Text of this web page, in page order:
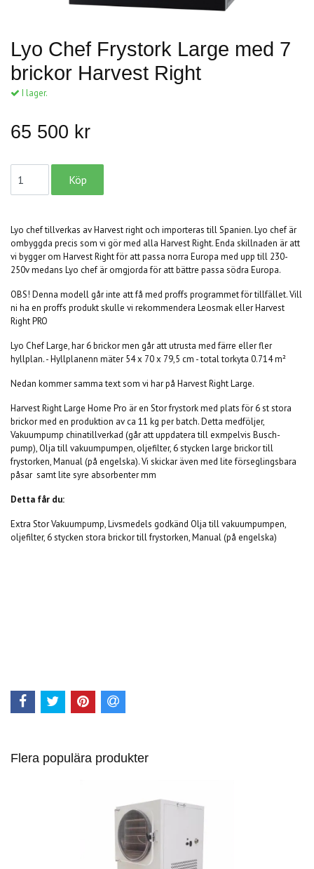
Lyo Chef Frystork Large med 7
brickor Harvest Right
I lager.
65 500 kr
Lyo chef tillverkas av Harvest right och importeras till Spanien. Lyo chef är
ombyggda precis som vi gör med alla Harvest Right. Enda skillnaden är att
vi bygger om Harvest Right för att passa norra Europa med upp till 230-
250v medans Lyo chef är omgjorda för att bättre passa södra Europa.
OBS! Denna modell går inte att få med proffs programmet för tillfället. Vill
ni ha en proffs produkt skulle vi rekommendera Leosmak eller Harvest
Right PRO
Lyo Chef Large, har 6 brickor men går att utrusta med färre eller fler
hyllplan. - Hyllplanenn mäter 54 x 70 x 79,5 cm - total torkyta 0.714 m²
Nedan kommer samma text som vi har på Harvest Right Large.
Harvest Right Large Home Pro är en Stor frystork med plats för 6 st stora
brickor med en produktion av ca 11 kg per batch. Detta medföljer,
Vakuumpump chinatillverkad (går att uppdatera till exmpelvis Busch-
pump), Olja till vakuumpumpen, oljefilter, 6 stycken large brickor till
frystorken, Manual (på engelska). Vi skickar även med lite förseglingsbara
påsar samt lite syre absorbenter mm
Detta får du:
Extra Stor Vakuumpump, Livsmedels godkänd Olja till vakuumpumpen,
oljefilter, 6 stycken stora brickor till frystorken, Manual (på engelska)
Flera populära produkter